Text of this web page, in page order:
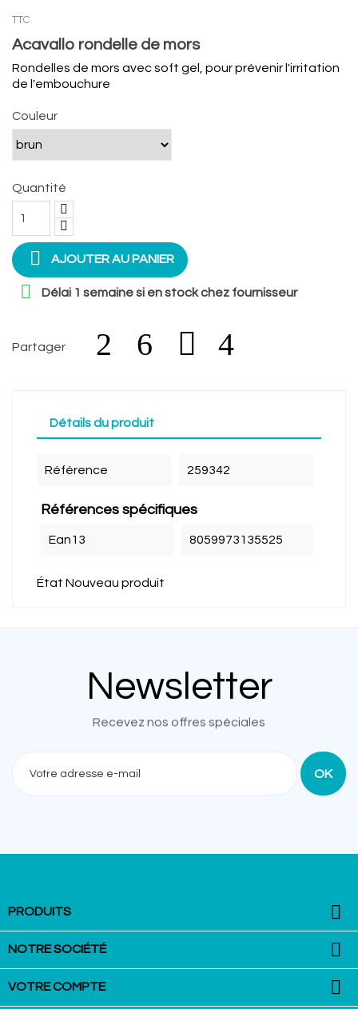
TTC
Acavallo rondelle de mors
Rondelles de mors avec soft gel, pour prévenir l'irritation
de l'embouchure
Couleur
Quantité
 AJOUTER AU PANIER
 Délai 1 semaine si en stock chez fournisseur
Partager
Détails du produit
Référence 259342
Références spécifiques
Ean13 8059973135525
État Nouveau produit
Newsletter
Recevez nos offres spéciales
PRODUITS 
NOTRE SOCIÉTÉ 
VOTRE COMPTE 